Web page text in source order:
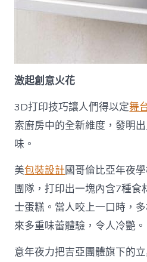
激起創意火花
3D打印技巧讓人們得以定舞
索廚房中的全新維度，發明
味。
美包裝設計國哥倫比亞年夜
團隊，打印出一塊內含7種食
士蛋糕。當人咬上一口時，
來多重味蕾體驗，令人冷艷。
意年夜力把吉亞團體旗下的